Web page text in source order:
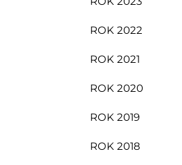
ROK 2022
ROK 2021
ROK 2020
ROK 2019
ROK 2018